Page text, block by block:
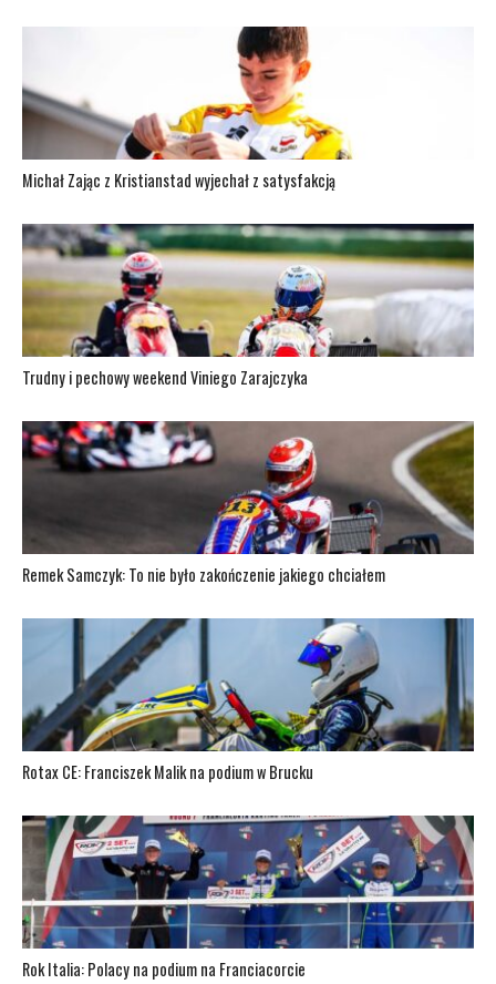
Michał Zając z Kristianstad wyjechał z satysfakcją
Trudny i pechowy weekend Viniego Zarajczyka
Remek Samczyk: To nie było zakończenie jakiego chciałem
Rotax CE: Franciszek Malik na podium w Brucku
Rok Italia: Polacy na podium na Franciacorcie